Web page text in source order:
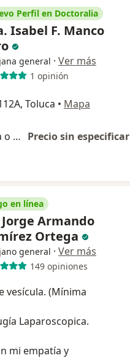
Perfil en Doctoralia
Isabel F. Manco
general · Ver más
1 opinión
Toluca • Mapa
Consulta de urgencia o nocturna Precio sin especificar
en línea
Jorge Armando
Ortega
general · Ver más
149 opiniones
vesícula. (Mínima
Laparoscopica.
mi empatía y